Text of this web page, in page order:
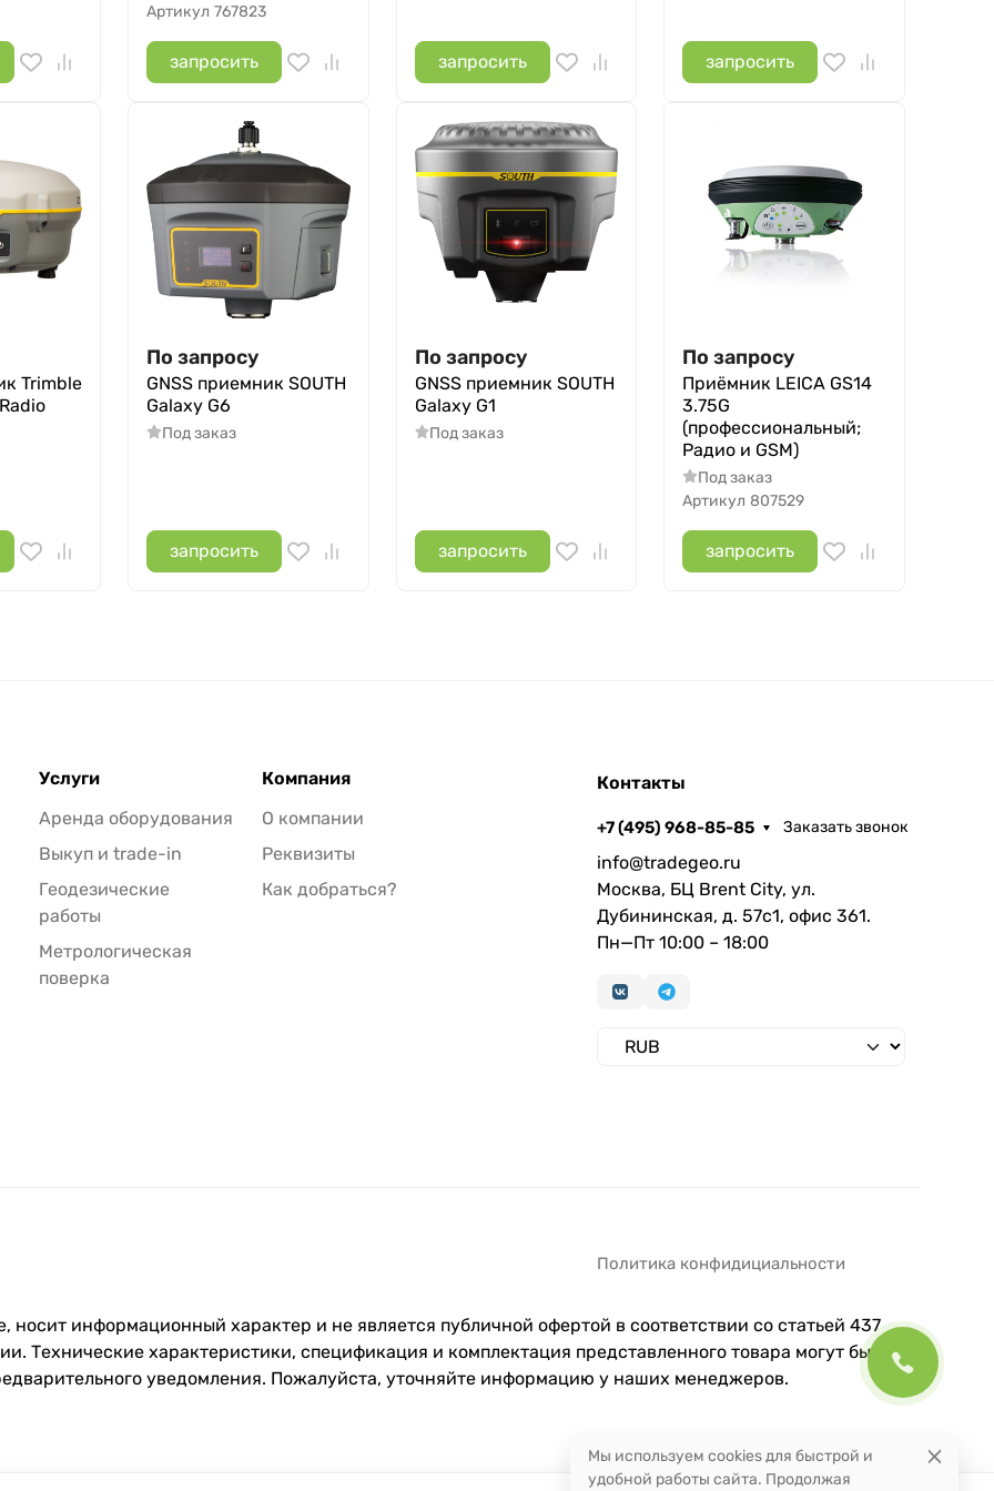
Артикул 767823
запросить запросить запросить
Trimble
По запросу
GNSS приемник SOUTH
Galaxy G6
Под заказ
запросить
По запросу
GNSS приемник SOUTH
Galaxy G1
Под заказ
запросить
По запросу
Приёмник LEICA GS14
3.75G
(профессиональный;
Радио и GSM)
Под заказ
Артикул 807529
запросить
Услуги
Аренда оборудования
Выкуп и trade-in
Геодезические
работы
Метрологическая
поверка
Компания
О компании
Реквизиты
Как добраться?
Контакты
+7 (495) 968-85-85 Заказать звонок
info@tradegeo.ru
Москва, БЦ Brent City, ул.
Дубининская, д. 57с1, офис 361.
Пн—Пт 10:00 – 18:00
Политика конфидициальности
информационный характер и не является публичной офертой в соответствии со статьей 437
Технические характеристики, спецификация и комплектация представленного товара могут быть
уведомления. Пожалуйста, уточняйте информацию у наших менеджеров.
Мы используем cookies для быстрой и
удобной работы сайта. Продолжая